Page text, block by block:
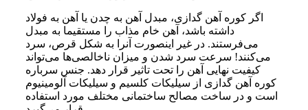
اگر کوره آهن گدازی، مبدل آهن به چدن یا آهن به فولاد
داشته باشد، آهن خام مذاب را مستقیما به مبدل
می‌فرستند. در غیر اینصورت آنرا به شکل قرص، سرد
می‌کنند! سرعت سرد شدن و میزان ناخالصی‌ها می‌تواند
کیفیت نهایی آهن را تحت تاثیر قرار دهد. جنس سرباره
کوره آهن گدازی از سیلیکات کلسیم و سیلیکات آلومینیوم
است و در ساخت مصالح ساختمانی مختلف مورد استفاده